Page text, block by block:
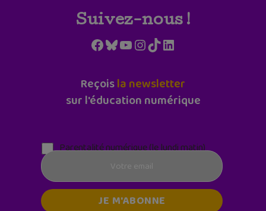
Suivez-nous !
Facebook
Bluesky
YouTube
Instagram
TikTokLinkedIn
Reçoisla newsletter
sur l'éducation numérique
Parentalité numérique (le lundi matin)